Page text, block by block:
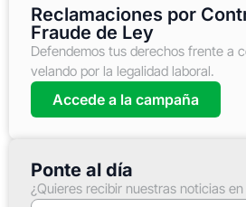
Reclamaciones por
Fraude de Ley
Defendemos tus derechos frente a
velando por la legalidad laboral.
Accede a la campaña
Ponte al día
¿Quieres recibir nuestras noticias